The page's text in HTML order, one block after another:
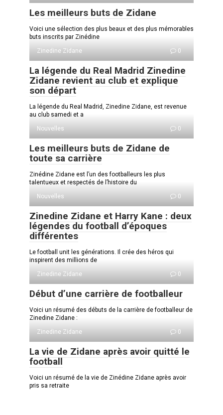
Les meilleurs buts de Zidane
Voici une sélection des plus beaux et des plus mémorables
buts inscrits par Zinédine
Zinedine Zidane
0
La légende du Real Madrid Zinedine
Zidane revient au club et explique
son départ
La légende du Real Madrid, Zinedine Zidane, est revenue
au club samedi et a
Nouvelles
0
Les meilleurs buts de Zidane de
toute sa carrière
Zinédine Zidane est l’un des footballeurs les plus
talentueux et respectés de l’histoire du
Nouvelles
0
Zinedine Zidane et Harry Kane : deux
légendes du football d’époques
différentes
Le football unit les générations. Il crée des héros qui
inspirent des millions de
Zinedine Zidane
0
Début d’une carrière de footballeur
Voici un résumé des débuts de la carrière de footballeur de
Zinedine Zidane :
Zinedine Zidane
0
La vie de Zidane après avoir quitté le
football
Voici un résumé de la vie de Zinédine Zidane après avoir
pris sa retraite